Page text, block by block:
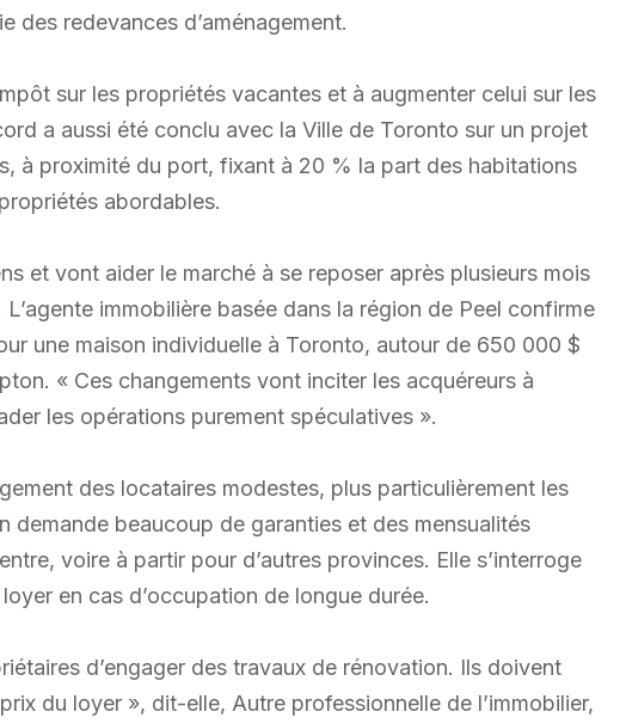
des redevances d’aménagement.
sur les propriétés vacantes et à augmenter celui sur les
a aussi été conclu avec la Ville de Toronto sur un projet
à proximité du port, fixant à 20 % la part des habitations
abordables.
et vont aider le marché à se reposer après plusieurs mois
immobilière basée dans la région de Peel confirme
une maison individuelle à Toronto, autour de 650 000 $
« Ces changements vont inciter les acquéreurs à
les opérations purement spéculatives ».
des locataires modestes, plus particulièrement les
demande beaucoup de garanties et des mensualités
voire à partir pour d’autres provinces. Elle s’interroge
en cas d’occupation de longue durée.
d’engager des travaux de rénovation. Ils doivent
du loyer », dit-elle, Autre professionnelle de l’immobilier,